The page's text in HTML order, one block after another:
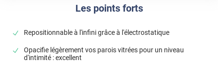
Les points forts
Repositionnable à l'infini grâce à l'électrostatique
Opacifie légèrement vos parois vitrées pour un niveau
d'intimité : excellent
Il y a 2748 jours
Il y a 3077 jours
produit conforme à la description.